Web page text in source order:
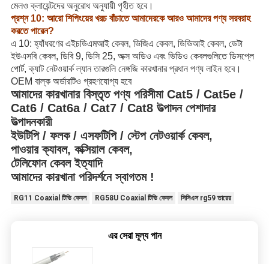
মেলও ক্লায়েন্টদের অনুরোধ অনুযায়ী গৃহীত হবে।
প্রশ্ন 10: আরো শিপিংয়ের খরচ বাঁচাতে আমাদেরকে আরও আমাদের পণ্য সরবরাহ
করতে পারেন?
এ 10: হ্যাঁধরণের এইচডিএমআই কেবল, ভিজিএ কেবল, ডিভিআই কেবল, ডেটা
ইউএসবি কেবল, ডিবি 9, ডিসি 25, অক্স অডিও এবং ভিডিও কেবলগুলিতে ডিসপ্লে
পোর্ট, ক্যাট নেটওয়ার্ক ল্যান তারগুলি নেঙ্গজি কারখানার প্রধান পণ্য লাইন হবে।
OEM বাল্ক অর্ডারটিও গ্রহণযোগ্য হবে
আমাদের কারখানার বিস্তৃত পণ্য পরিসীমা Cat5 / Cat5e /
Cat6 / Cat6a / Cat7 / Cat8 উত্পাদন পেশাদার
উত্পাদনকারী
ইউটিপি / ফলক / এসফটিপি / স্টেপ নেটওয়ার্ক কেবল,
পাওয়ার ক্যাবল, কক্সিয়াল কেবল,
টেলিফোন কেবল ইত্যাদি
আমাদের কারখানা পরিদর্শনে স্বাগতম !
RG11 Coaxial টিভি কেবল RG58U Coaxial টিভি কেবল সিসিএস rg59 তারের
এর সেরা মূল্য পান